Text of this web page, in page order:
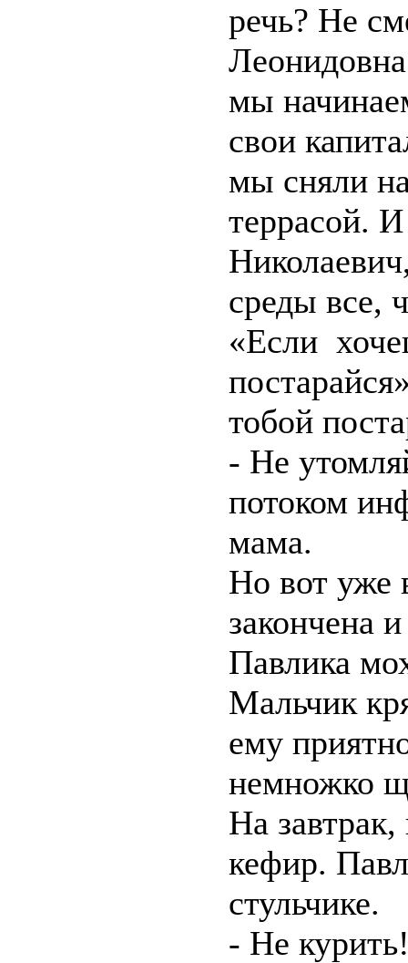
речь? Не
мы
свои
мы сняли
террасой.
среды все,
«Если
тобой
- Не
потоком
мама.
Но вот уже
закончена
Павлика
Мальчик
ему
немножко
На
кефир.
стульчике.
- Не